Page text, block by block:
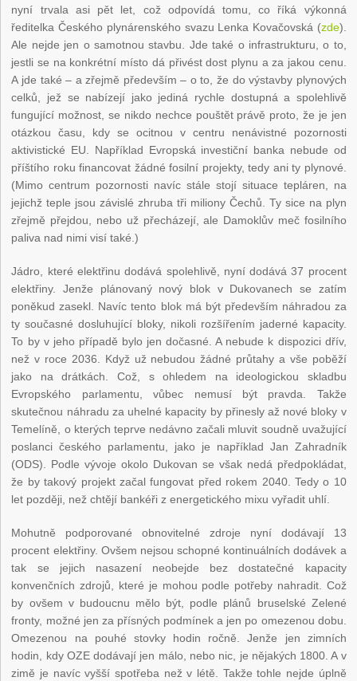
nyní trvala asi pět let, což odpovídá tomu, co říká výkonná
ředitelka Českého plynárenského svazu Lenka Kovačovská (zde).
Ale nejde jen o samotnou stavbu. Jde také o infrastrukturu, o to,
jestli se na konkrétní místo dá přivést dost plynu a za jakou cenu.
A jde také – a zřejmě především – o to, že do výstavby plynových
celků, jež se nabízejí jako jediná rychle dostupná a spolehlivě
fungující možnost, se nikdo nechce pouštět právě proto, že je jen
otázkou času, kdy se ocitnou v centru nenávistné pozornosti
aktivistické EU. Například Evropská investiční banka nebude od
příštího roku financovat žádné fosilní projekty, tedy ani ty plynové.
(Mimo centrum pozornosti navíc stále stojí situace tepláren, na
jejichž teple jsou závislé zhruba tři miliony Čechů. Ty sice na plyn
zřejmě přejdou, nebo už přecházejí, ale Damoklův meč fosilního
paliva nad nimi visí také.)
Jádro, které elektřinu dodává spolehlivě, nyní dodává 37 procent
elektřiny. Jenže plánovaný nový blok v Dukovanech se zatím
poněkud zasekl. Navíc tento blok má být především náhradou za
ty současné dosluhující bloky, nikoli rozšířením jaderné kapacity.
To by v jeho případě bylo jen dočasné. A nebude k dispozici dřív,
než v roce 2036. Když už nebudou žádné průtahy a vše poběží
jako na drátkách. Což, s ohledem na ideologickou skladbu
Evropského parlamentu, vůbec nemusí být pravda. Takže
skutečnou náhradu za uhelné kapacity by přinesly až nové bloky v
Temelíně, o kterých teprve nedávno začali mluvit soudně uvažující
poslanci českého parlamentu, jako je například Jan Zahradník
(ODS). Podle vývoje okolo Dukovan se však nedá předpokládat,
že by takový projekt začal fungovat před rokem 2040. Tedy o 10
let později, než chtějí bankéři z energetického mixu vyřadit uhlí.
Mohutně podporované obnovitelné zdroje nyní dodávají 13
procent elektřiny. Ovšem nejsou schopné kontinuálních dodávek a
tak se jejich nasazení neobejde bez dostatečné kapacity
konvenčních zdrojů, které je mohou podle potřeby nahradit. Což
by ovšem v budoucnu mělo být, podle plánů bruselské Zelené
fronty, možné jen za přísných podmínek a jen po omezenou dobu.
Omezenou na pouhé stovky hodin ročně. Jenže jen zimních
hodin, kdy OZE dodávají jen málo, nebo nic, je nějakých 1800. A v
zimě je navíc vyšší spotřeba než v létě. Takže tohle nejde úplně